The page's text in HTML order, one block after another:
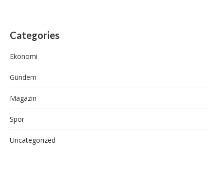
Categories
Ekonomi
Gündem
Magazin
Spor
Uncategorized